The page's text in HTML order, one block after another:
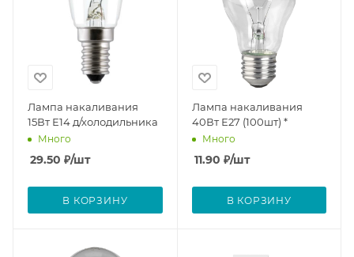
Лампа накаливания
15Вт Е14 д/холодильника
Много
29.50 ₽/шт
В КОРЗИНУ
Лампа накаливания
40Вт Е27 (100шт) *
Много
11.90 ₽/шт
В КОРЗИНУ